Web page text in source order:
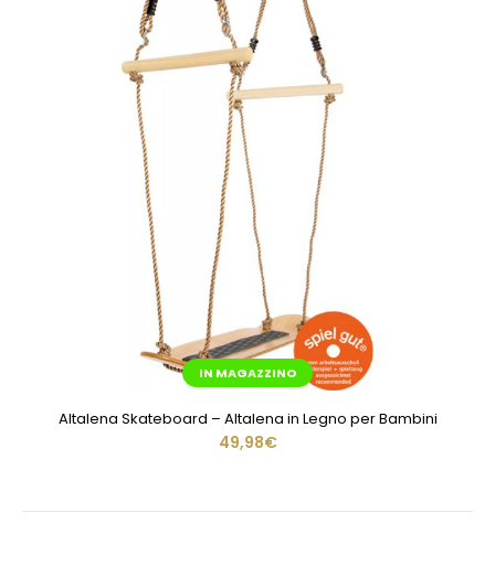
IN MAGAZZINO
Altalena Skateboard – Altalena in Legno per Bambini
49,98€